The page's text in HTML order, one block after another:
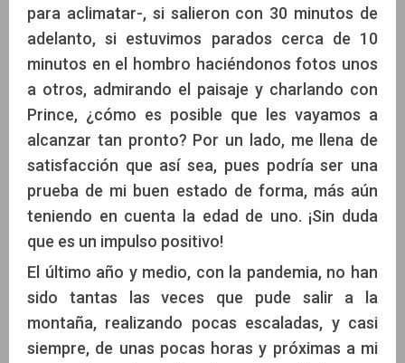
para aclimatar-, si salieron con 30 minutos de
adelanto, si estuvimos parados cerca de 10
minutos en el hombro haciéndonos fotos unos
a otros, admirando el paisaje y charlando con
Prince, ¿cómo es posible que les vayamos a
alcanzar tan pronto? Por un lado, me llena de
satisfacción que así sea, pues podría ser una
prueba de mi buen estado de forma, más aún
teniendo en cuenta la edad de uno. ¡Sin duda
que es un impulso positivo!
El último año y medio, con la pandemia, no han
sido tantas las veces que pude salir a la
montaña, realizando pocas escaladas, y casi
siempre, de unas pocas horas y próximas a mi